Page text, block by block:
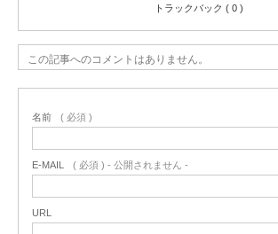
トラックバック ( 0 )
この記事へのコメントはありません。
名前 ( 必須 )
E-MAIL ( 必須 ) - 公開されません -
URL